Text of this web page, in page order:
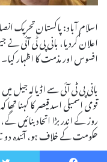
اعلان کردیا، بانی پی ٹی آئی
افسوس اور مذمت کا اظہار کیا۔
بانی پی ٹی آئی سے اڈیالہ جیل
روز کے اندر بڑا اتحاد بنائیں
حکومت کے خلاف ہو، آئندہ دو